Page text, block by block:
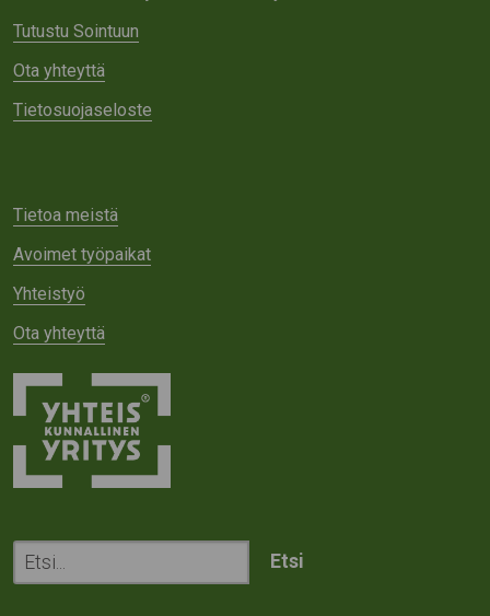
Tutustu Sointuun
Ota yhteyttä
Tietosuojaseloste
Tietoa meistä
Avoimet työpaikat
Yhteistyö
Ota yhteyttä
Etsi
sivustolta: